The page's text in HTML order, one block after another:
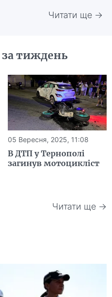
Читати ще →
за тиждень
05 Вересня, 2025, 11:08
В ДТП у Тернополі
загинув мотоцикліст
Читати ще →